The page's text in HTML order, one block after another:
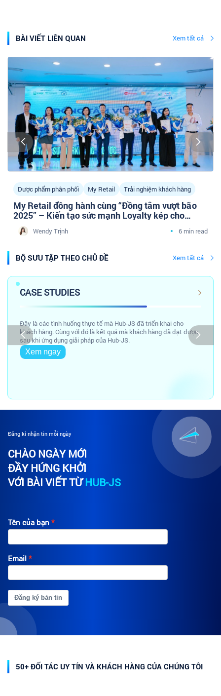
BÀI VIẾT LIÊN QUAN Xem tất cả
Dược phẩm phân phối My Retail Trải nghiệm khách hàng
My Retail đồng hành cùng “Đồng tâm vượt bão
2025” – Kiến tạo sức mạnh Loyalty kép cho
doanh nghiệp Dược phân phối cùng cộng đồng
Tâm sự Marketing Y Dược
Wendy Trịnh 6 min read
BỘ SƯU TẬP THEO CHỦ ĐỀ Xem tất cả
CASE STUDIES
Đây là các tình huống thực tế mà Hub-JS đã triển khai cho
khách hàng. Cùng với đó là kết quả mà khách hàng đã đạt được
sau khi ứng dụng giải pháp của Hub-JS.
Xem ngay
Đăng kí nhận tin mỗi ngày
CHÀO NGÀY MỚI
ĐẦY HỨNG KHỞI
VỚI BÀI VIẾT TỪHUB-JS
Tên của bạn
Email
Đăng ký bản tin
50+ ĐỐI TÁC UY TÍN VÀ KHÁCH HÀNG CỦA CHÚNG TÔI